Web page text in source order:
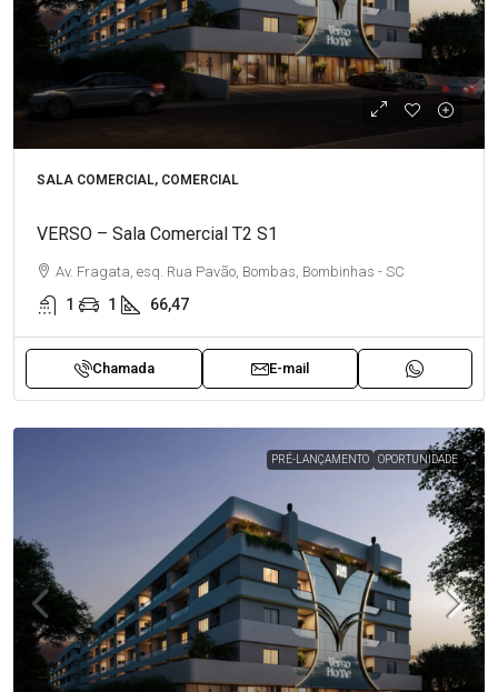
SALA COMERCIAL, COMERCIAL
VERSO – Sala Comercial T2 S1
Av. Fragata, esq. Rua Pavão, Bombas, Bombinhas - SC
1 1 66,47
Chamada E-mail
PRÉ-LANÇAMENTO OPORTUNIDADE